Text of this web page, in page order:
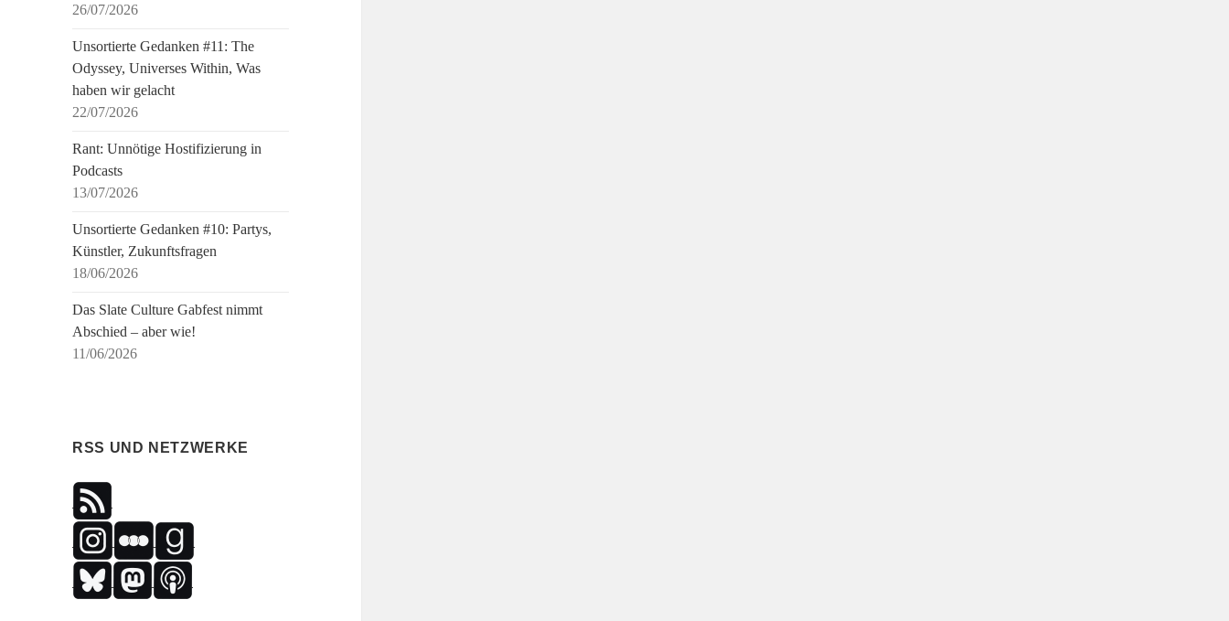
26/07/2026
Unsortierte Gedanken #11: The
Odyssey, Universes Within, Was
haben wir gelacht
22/07/2026
Rant: Unnötige Hostifizierung in
Podcasts
13/07/2026
Unsortierte Gedanken #10: Partys,
Künstler, Zukunftsfragen
18/06/2026
Das Slate Culture Gabfest nimmt
Abschied – aber wie!
11/06/2026
RSS UND NETZWERKE